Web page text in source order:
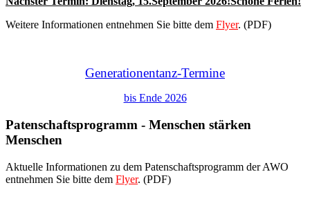
Weitere Informationen entnehmen Sie bitte dem Flyer. (PDF)
Generationentanz-Termine
bis Ende 2026
Patenschaftsprogramm - Menschen stärken
Menschen
Aktuelle Informationen zu dem Patenschaftsprogramm der AWO
entnehmen Sie bitte dem Flyer. (PDF)